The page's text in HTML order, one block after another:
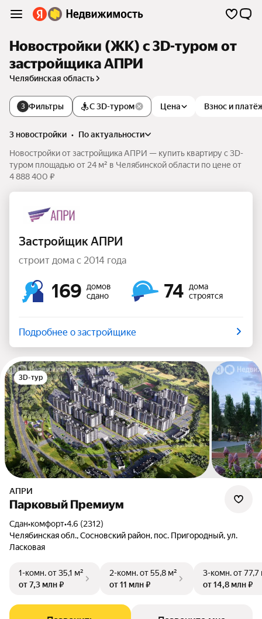
Новостройки (ЖК) c 3D-туром от
застройщика АПРИ
Челябинская область
3 Фильтры Цена Взнос и
С 3D-туром
3 новостройки •
по актуальности
Новостройки от застройщика АПРИ — купить квартиру c 3D-
туром площадью от 24 м² в Челябинской области по цене от
4 888 400 ₽
Застройщик АПРИ
строит дома с 2014 года
169
домов
сдано
74
дома
строятся
Подробнее о застройщике
3D-тур
АПРИ
Парковый Премиум
Сдан•комфорт•4.6 (2312)
Челябинская обл., Сосновский район, пос. Пригородный, ул.
Ласковая
1-комн.от 35,1 м²
от 7,3 млн ₽
2-комн.от 55,8 м²
от 11 млн ₽
3-комн.от 77,7
от 14,8 млн ₽